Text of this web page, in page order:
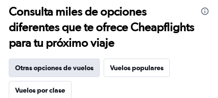
Consulta miles de opciones
diferentes que te ofrece Cheapflights
para tu próximo viaje
Otras opciones de vuelos Vuelos populares
Vuelos por clase